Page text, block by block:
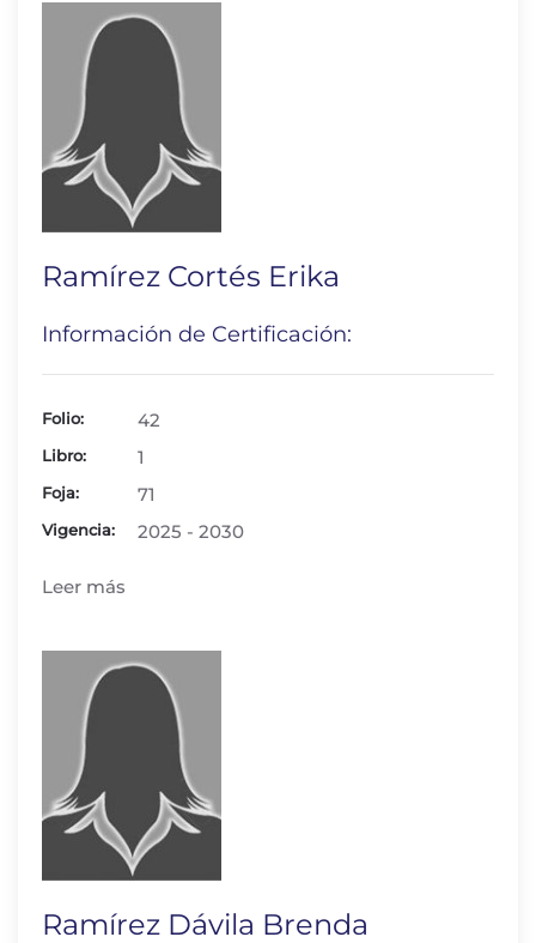
Ramírez Cortés Erika
Información de Certificación:
Folio: 42
Libro: 1
Foja: 71
Vigencia: 2025 - 2030
Leer más
Ramírez Dávila Brenda